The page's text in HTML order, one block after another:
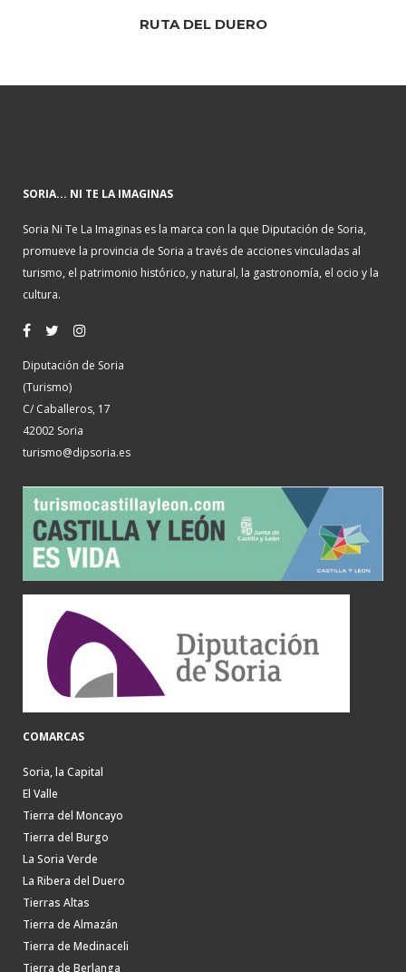
RUTA DEL DUERO
SORIA... NI TE LA IMAGINAS
Soria Ni Te La Imaginas es la marca con la que Diputación de Soria,
promueve la provincia de Soria a través de acciones vinculadas al
turismo, el patrimonio histórico, y natural, la gastronomía, el ocio y la
cultura.
Diputación de Soria
(Turismo)
C/ Caballeros, 17
42002 Soria
turismo@dipsoria.es
COMARCAS
Soria, la Capital
El Valle
Tierra del Moncayo
Tierra del Burgo
La Soria Verde
La Ribera del Duero
Tierras Altas
Tierra de Almazán
Tierra de Medinaceli
Tierra de Berlanga